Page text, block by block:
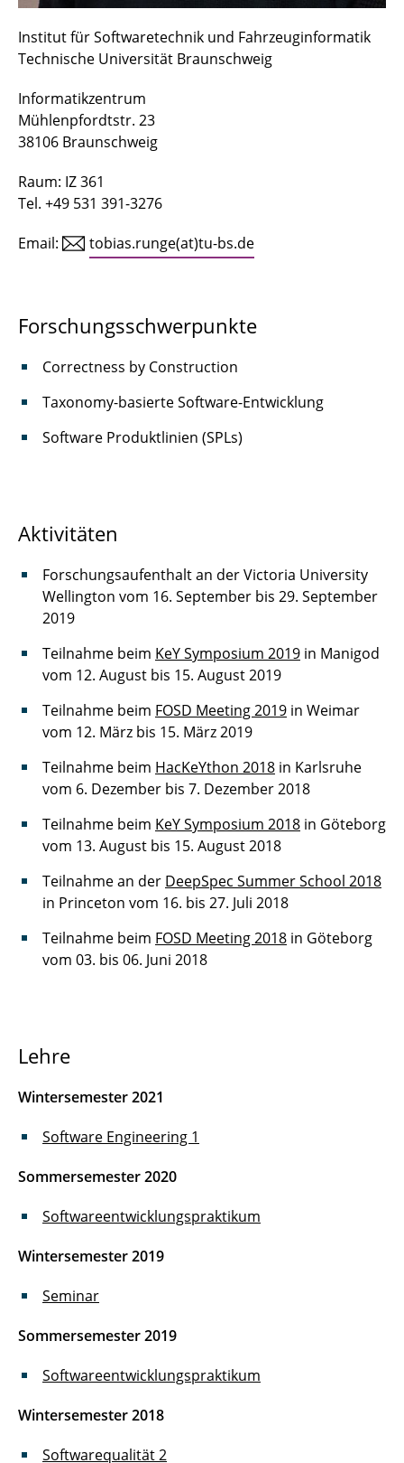
Prof. Dr. Ina Schaefer
Prof. Dr. Sandro Schulze
Dr.-Ing. Christoph Seidl
Dr.-Ing. David Wille
Institut für Softwaretechnik und Fahrzeuginformatik
Technische Universität Braunschweig
Informatikzentrum
Mühlenpfordtstr. 23
38106 Braunschweig
Raum: IZ 361
Tel. +49 531 391-3276
Email:
tobias.runge(at)tu-bs.de
Forschungsschwerpunkte
Correctness by Construction
Taxonomy-basierte Software-Entwicklung
Software Produktlinien (SPLs)
Aktivitäten
Forschungsaufenthalt an der Victoria University
Wellington vom 16. September bis 29. September
2019
Teilnahme beim KeY Symposium 2019 in Manigod
vom 12. August bis 15. August 2019
Teilnahme beim FOSD Meeting 2019 in Weimar
vom 12. März bis 15. März 2019
Teilnahme beim HacKeYthon 2018 in Karlsruhe
vom 6. Dezember bis 7. Dezember 2018
Teilnahme beim KeY Symposium 2018 in Göteborg
vom 13. August bis 15. August 2018
Teilnahme an der DeepSpec Summer School 2018
in Princeton vom 16. bis 27. Juli 2018
Teilnahme beim FOSD Meeting 2018 in Göteborg
vom 03. bis 06. Juni 2018
Lehre
Wintersemester 2021
Software Engineering 1
Sommersemester 2020
Softwareentwicklungspraktikum
Wintersemester 2019
Seminar
Sommersemester 2019
Softwareentwicklungspraktikum
Wintersemester 2018
Softwarequalität 2